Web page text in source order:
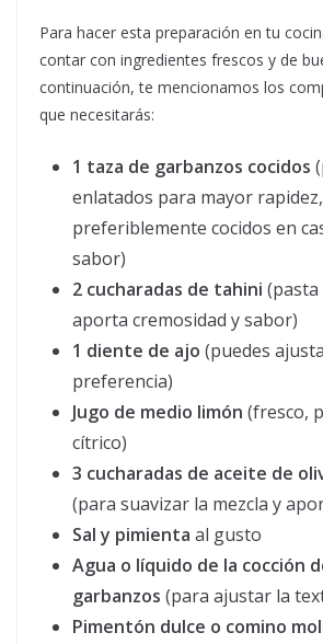
Para hacer esta preparación en tu
contar con ingredientes frescos y de
continuación, te mencionamos los
que necesitarás:
1 taza de garbanzos cocidos
enlatados para mayor
preferiblemente cocidos en
sabor)
2 cucharadas de tahini (pasta
aporta cremosidad y sabor)
1 diente de ajo (puedes
preferencia)
Jugo de medio limón (fresco,
cítrico)
3 cucharadas de aceite de
(para suavizar la mezcla y
Sal y pimienta al gusto
Agua o líquido de la cocción
garbanzos (para ajustar la
Pimentón dulce o comino